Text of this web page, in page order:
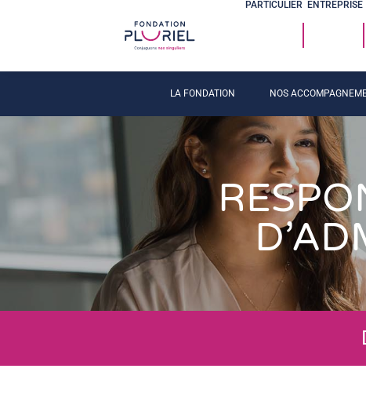
PARTICULIER ENTREPRISE
LA FONDATION NOS